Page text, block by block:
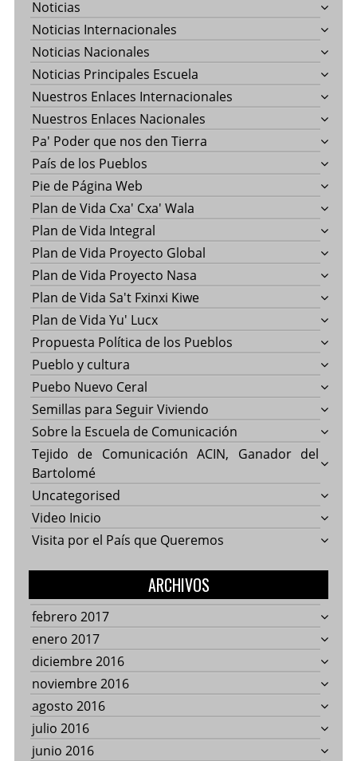
Noticias
Noticias Internacionales
Noticias Nacionales
Noticias Principales Escuela
Nuestros Enlaces Internacionales
Nuestros Enlaces Nacionales
Pa' Poder que nos den Tierra
País de los Pueblos
Pie de Página Web
Plan de Vida Cxa' Cxa' Wala
Plan de Vida Integral
Plan de Vida Proyecto Global
Plan de Vida Proyecto Nasa
Plan de Vida Sa't Fxinxi Kiwe
Plan de Vida Yu' Lucx
Propuesta Política de los Pueblos
Pueblo y cultura
Puebo Nuevo Ceral
Semillas para Seguir Viviendo
Sobre la Escuela de Comunicación
Tejido de Comunicación ACIN, Ganador del
Bartolomé
Uncategorised
Video Inicio
Visita por el País que Queremos
ARCHIVOS
febrero 2017
enero 2017
diciembre 2016
noviembre 2016
agosto 2016
julio 2016
junio 2016